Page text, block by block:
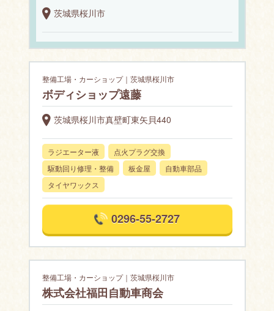
茨城県桜川市
整備工場・カーショップ｜茨城県桜川市
ボディショップ遠藤
茨城県桜川市真壁町東矢貝440
ラジエーター液
点火プラグ交換
駆動回り修理・整備
板金屋
自動車部品
タイヤワックス
0296-55-2727
整備工場・カーショップ｜茨城県桜川市
株式会社福田自動車商会